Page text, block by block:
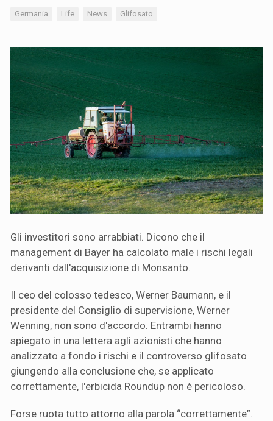
Germania Life News Glifosato
Gli investitori sono arrabbiati. Dicono che il
management di Bayer ha calcolato male i rischi legali
derivanti dall'acquisizione di Monsanto.
Il ceo del colosso tedesco, Werner Baumann, e il
presidente del Consiglio di supervisione, Werner
Wenning, non sono d'accordo. Entrambi hanno
spiegato in una lettera agli azionisti che hanno
analizzato a fondo i rischi e il controverso glifosato
giungendo alla conclusione che, se applicato
correttamente, l'erbicida Roundup non è pericoloso.
Forse ruota tutto attorno alla parola “correttamente”.